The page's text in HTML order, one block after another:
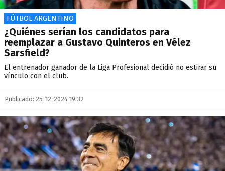
FÚTBOL ARGENTINO
¿Quiénes serían los candidatos para
reemplazar a Gustavo Quinteros en Vélez
Sarsfield?
El entrenador ganador de la Liga Profesional decidió no estirar su
vínculo con el club.
Publicado: 25-12-2024 19:32